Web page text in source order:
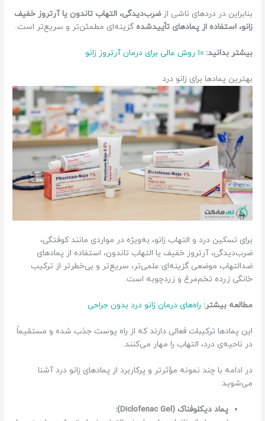
بنابراین در دردهای ناشی ازضرب‌دیدگی، التهاب تاندون یا آرتروز خفیف
زانو، استفاده از پمادهای تأییدشده گزینه‌ای مطمئن‌تر و سریع‌تر است.
بیشتر بدانید: ۱۰ روش عالی برای درمان آرتروز زانو
بهترین پمادها برای زانو درد
برای تسکین درد و التهاب زانو، به‌ویژه در مواردی مانند کوفتگی،
ضرب‌دیدگی، آرتروز خفیف یا التهاب تاندون، استفاده از پمادهای
ضدالتهاب موضعی گزینه‌ای علمی‌تر، سریع‌تر و بی‌خطرتر از ترکیب
خانگی زرده تخم‌مرغ و زردچوبه است.
مطالعه بیشتر: راه‌های درمان زانو درد بدون جراحی
این پمادها ترکیبات فعالی دارند که از راه پوست جذب شده و مستقیماً
در ناحیه‌ی درد، التهاب را مهار می‌کنند.
در ادامه با چند نمونه مؤثرتر و پرکاربرد از پمادهای زانو درد آشنا
می‌شوید.
پماد دیکلوفناک (Diclofenac Gel):